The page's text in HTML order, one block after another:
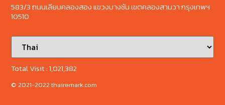
583/3 ถนนเลียบคลองสอง แขวงบางชัน เขตคลองสามวา กรุงเทพฯ
10510
Total Visit :1,021,382
© 2021-2022 thairemark.com